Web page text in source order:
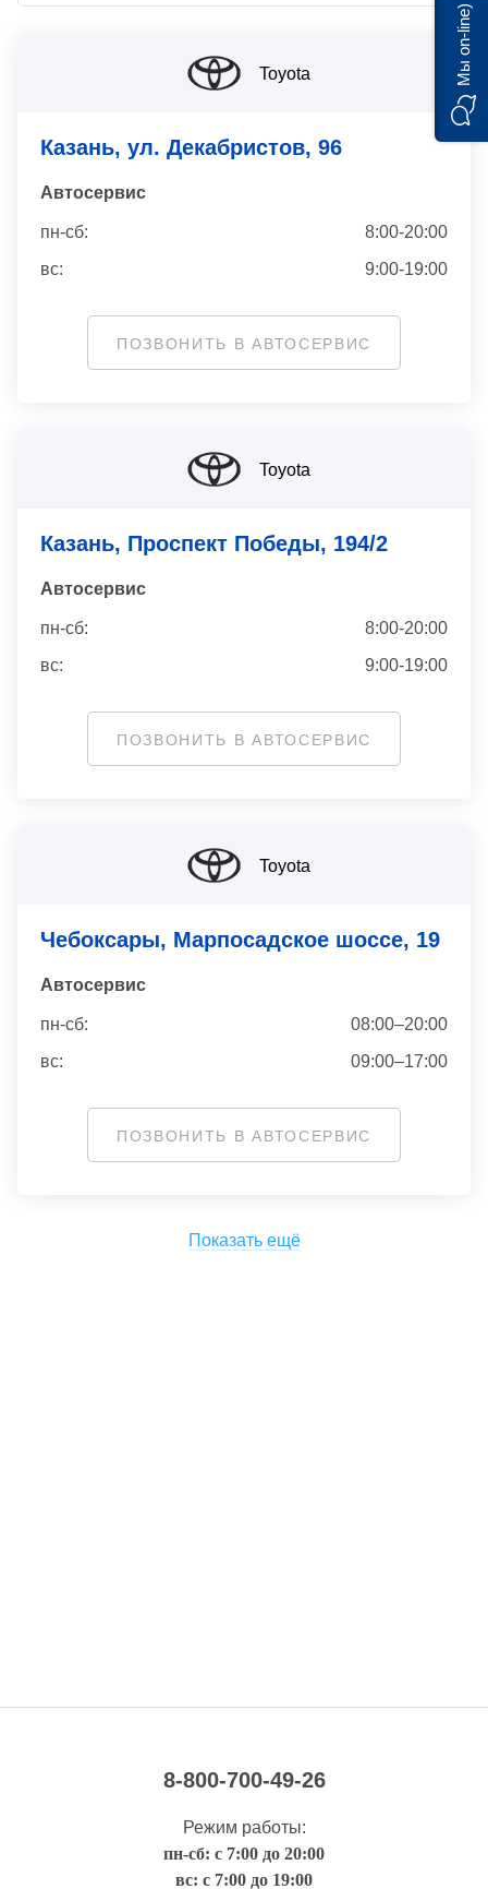
Toyota
Казань, ул. Декабристов, 96
Автосервис
пн-сб:
8:00-20:00
вс:
9:00-19:00
ПОЗВОНИТЬ В АВТОСЕРВИС
Toyota
Казань, Проспект Победы, 194/2
Автосервис
пн-сб:
8:00-20:00
вс:
9:00-19:00
ПОЗВОНИТЬ В АВТОСЕРВИС
Toyota
Чебоксары, Марпосадское шоссе, 19
Автосервис
пн-сб:
08:00–20:00
вс:
09:00–17:00
ПОЗВОНИТЬ В АВТОСЕРВИС
Показать ещё
8-800-700-49-26
Режим работы:
пн-сб: с 7:00 до 20:00
вс: с 7:00 до 19:00
Мы on-line)